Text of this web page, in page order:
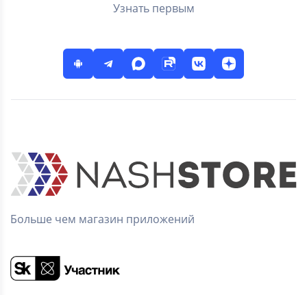
Узнать первым
Больше чем магазин приложений